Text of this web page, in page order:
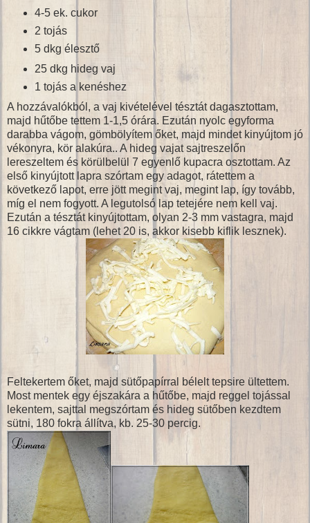
4-5 ek. cukor
2 tojás
5 dkg élesztő
25 dkg hideg vaj
1 tojás a kenéshez
A hozzávalókból, a vaj kivételével tésztát dagasztottam,
majd hűtőbe tettem 1-1,5 órára. Ezután nyolc egyforma
darabba vágom, gömbölyítem őket, majd mindet kinyújtom jó
vékonyra, kör alakúra.. A hideg vajat sajtreszelőn
lereszeltem és körülbelül 7 egyenlő kupacra osztottam. Az
első kinyújtott lapra szórtam egy adagot, rátettem a
következő lapot, erre jött megint vaj, megint lap, így tovább,
míg el nem fogyott. A legutolsó lap tetejére nem kell vaj.
Ezután a tésztát kinyújtottam, olyan 2-3 mm vastagra, majd
16 cikkre vágtam (lehet 20 is, akkor kisebb kiflik lesznek).
Feltekertem őket, majd sütőpapírral bélelt tepsire ültettem.
Most mentek egy éjszakára a hűtőbe, majd reggel tojással
lekentem, sajttal megszórtam és hideg sütőben kezdtem
sütni, 180 fokra állítva, kb. 25-30 percig.